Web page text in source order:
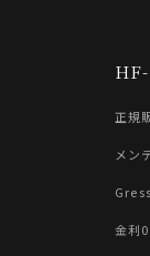
正規
メン
金利